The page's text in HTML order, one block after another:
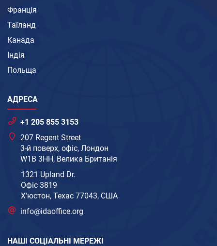
Франція
Таїланд
Канада
Індія
Польща
АДРЕСА
+1 205 855 3153
207 Regent Street
3-й поверх, офіс, Лондон
W1B 3HH, Велика Британія
1321 Upland Dr.
Офіс 3819
Х'юстон, Техас 77043, США
info@idaoffice.org
НАШІ СОЦІАЛЬНІ МЕРЕЖІ